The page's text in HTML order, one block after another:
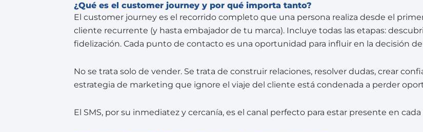
¿Qué es el customer journey y por qué importa tanto?
El customer journey es el recorrido completo que una persona realiza desde el
cliente recurrente (y hasta embajador de tu marca). Incluye todas las etapas:
fidelización. Cada punto de contacto es una oportunidad para influir en la decisión
No se trata solo de vender. Se trata de construir relaciones, resolver dudas, crear
estrategia de marketing que ignore el viaje del cliente está condenada a perder
El SMS, por su inmediatez y cercanía, es el canal perfecto para estar presente en